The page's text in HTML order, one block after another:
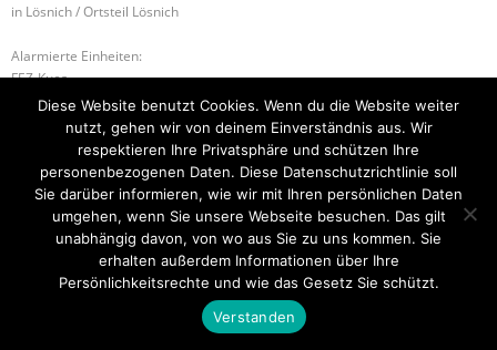
in Lösnich / Ortsteil Lösnich
Alarmierte Einheiten:
FEZ-Kues
FF-Erden-Lösnich
B-2 BMA H-1 UNTERSTÜTZUNG RD
Startseite Einsätze Mitglied werden Über uns
Kontakt
Think Up Themes Ltd . Powered by
Diese Website benutzt Cookies. Wenn du die Website weiter
nutzt, gehen wir von deinem Einverständnis aus. Wir
respektieren Ihre Privatsphäre und schützen Ihre
personenbezogenen Daten. Diese Datenschutzrichtlinie soll
Sie darüber informieren, wie wir mit Ihren persönlichen Daten
umgehen, wenn Sie unsere Webseite besuchen. Das gilt
unabhängig davon, von wo aus Sie zu uns kommen. Sie
erhalten außerdem Informationen über Ihre
Persönlichkeitsrechte und wie das Gesetz Sie schützt.
Verstanden